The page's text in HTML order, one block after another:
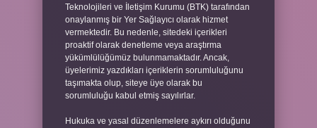
Teknolojileri ve İletişim Kurumu (BTK) tarafından
onaylanmış bir Yer Sağlayıcı olarak hizmet
vermektedir. Bu nedenle, sitedeki içerikleri
proaktif olarak denetleme veya araştırma
yükümlülüğümüz bulunmamaktadır. Ancak,
üyelerimiz yazdıkları içeriklerin sorumluluğunu
taşımakta olup, siteye üye olarak bu
sorumluluğu kabul etmiş sayılırlar.
Hukuka ve yasal düzenlemelere aykırı olduğunu